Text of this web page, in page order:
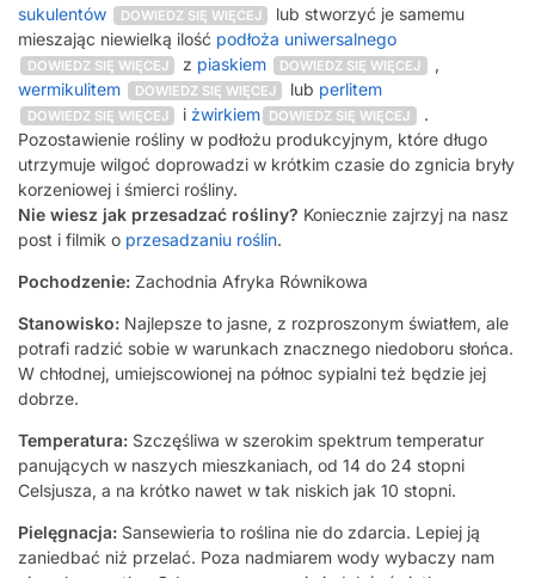
sukulentów
DOWIEDZ SIĘ WIĘCEJ
lub stworzyć je samemu
mieszając niewielką ilość podłoża uniwersalnego
DOWIEDZ SIĘ WIĘCEJ z piaskiem DOWIEDZ SIĘ WIĘCEJ
,
wermikulitem
DOWIEDZ SIĘ WIĘCEJ lub perlitem
DOWIEDZ SIĘ WIĘCEJ i żwirkiem DOWIEDZ SIĘ WIĘCEJ
.
Pozostawienie rośliny w podłożu produkcyjnym, które długo
utrzymuje wilgoć doprowadzi w krótkim czasie do zgnicia bryły
korzeniowej i śmierci rośliny.
Nie wiesz jak przesadzać rośliny? Koniecznie zajrzyj na nasz
post i filmik o przesadzaniu roślin.
Pochodzenie: Zachodnia Afryka Równikowa
Stanowisko: Najlepsze to jasne, z rozproszonym światłem, ale
potrafi radzić sobie w warunkach znacznego niedoboru słońca.
W chłodnej, umiejscowionej na północ sypialni też będzie jej
dobrze.
Temperatura: Szczęśliwa w szerokim spektrum temperatur
panujących w naszych mieszkaniach, od 14 do 24 stopni
Celsjusza, a na krótko nawet w tak niskich jak 10 stopni.
Pielęgnacja: Sansewieria to roślina nie do zdarcia. Lepiej ją
zaniedbać niż przelać. Poza nadmiarem wody wybaczy nam